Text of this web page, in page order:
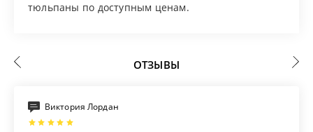
тюльпаны по доступным ценам.
ОТЗЫВЫ
Виктория Лордан